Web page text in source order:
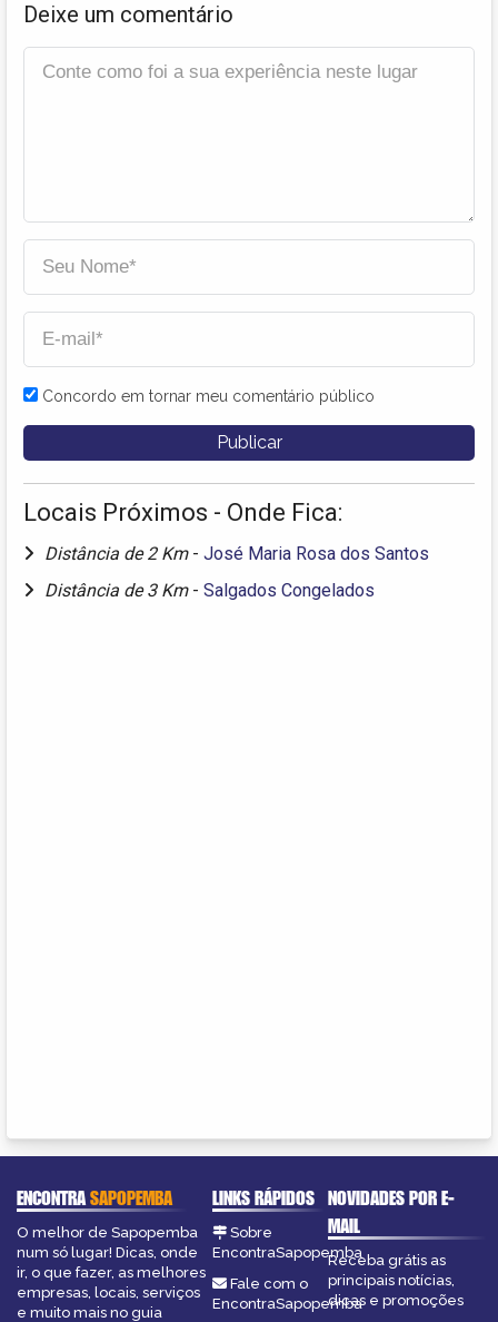
Deixe um comentário
Concordo em tornar meu comentário público
Locais Próximos - Onde Fica:
Distância de 2 Km - José Maria Rosa dos Santos
Distância de 3 Km - Salgados Congelados
ENCONTRASAPOPEMBA
O melhor de Sapopemba
num só lugar! Dicas, onde
ir, o que fazer, as melhores
empresas, locais, serviços
e muito mais no guia
LINKS RÁPIDOS
Sobre
EncontraSapopemba
Fale com o
EncontraSapopemba
NOVIDADES POR E-
MAIL
Receba grátis as
principais notícias,
dicas e promoções